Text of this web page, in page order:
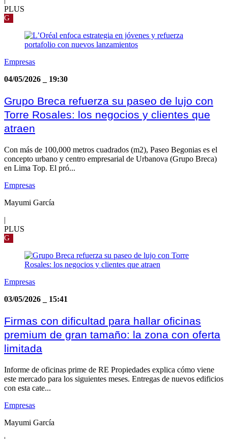
PLUS
G
Empresas
04/05/2026
19:30
Grupo Breca refuerza su paseo de lujo con
Torre Rosales: los negocios y clientes que
atraen
Con más de 100,000 metros cuadrados (m2), Paseo Begonias es el
concepto urbano y centro empresarial de Urbanova (Grupo Breca)
en Lima Top. El pró...
Empresas
Mayumi García
|
PLUS
G
Empresas
03/05/2026
15:41
Firmas con dificultad para hallar oficinas
premium de gran tamaño: la zona con oferta
limitada
Informe de oficinas prime de RE Propiedades explica cómo viene
este mercado para los siguientes meses. Entregas de nuevos edificios
con esta cate...
Empresas
Mayumi García